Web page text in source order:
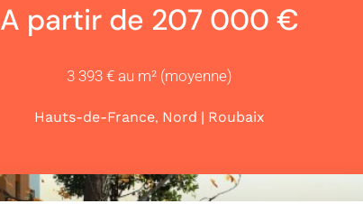
A partir de 207 000 €
3 393 € au m² (moyenne)
Hauts-de-France, Nord | Roubaix